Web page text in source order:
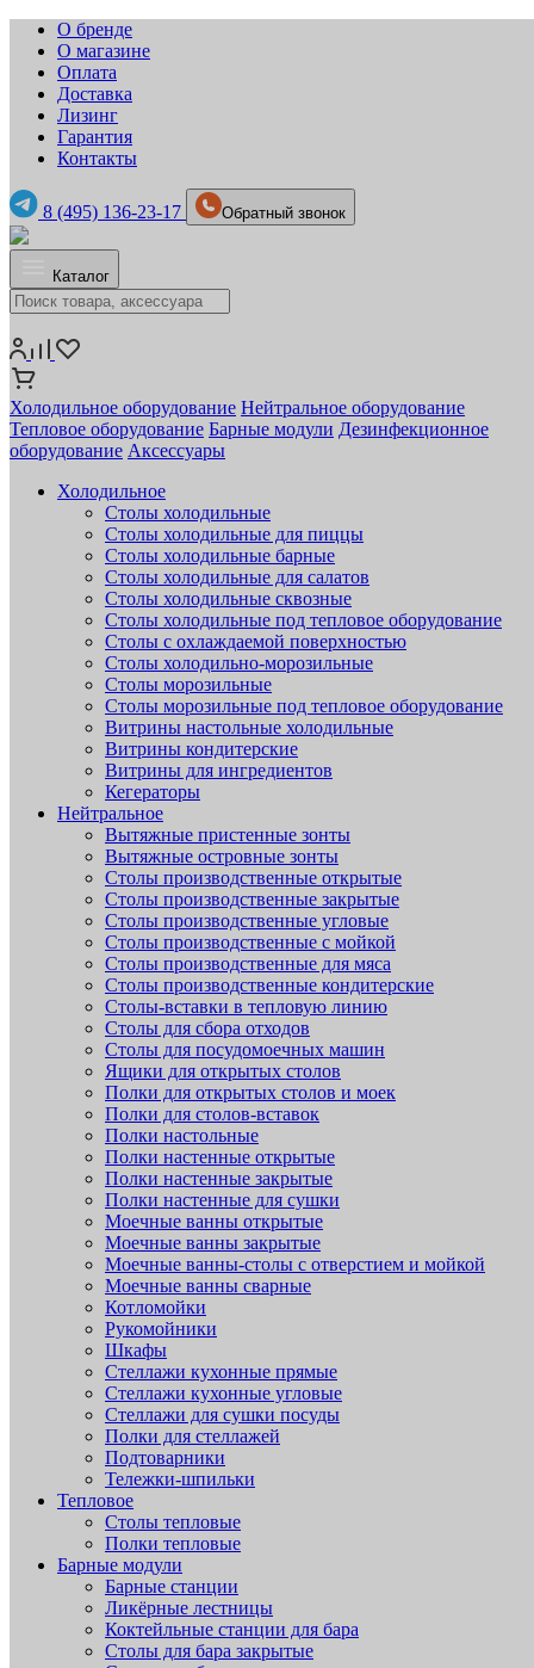
О бренде
О магазине
Оплата
Доставка
Лизинг
Гарантия
Контакты
8 (495) 136-23-17 Обратный звонок
Каталог
Холодильное оборудование Нейтральное оборудование
Тепловое оборудование Барные модули Дезинфекционное
оборудование Аксессуары
Холодильное
Столы холодильные
Столы холодильные для пиццы
Столы холодильные барные
Столы холодильные для салатов
Столы холодильные сквозные
Столы холодильные под тепловое оборудование
Столы с охлаждаемой поверхностью
Столы холодильно-морозильные
Столы морозильные
Столы морозильные под тепловое оборудование
Витрины настольные холодильные
Витрины кондитерские
Витрины для ингредиентов
Кегераторы
Нейтральное
Вытяжные пристенные зонты
Вытяжные островные зонты
Столы производственные открытые
Столы производственные закрытые
Столы производственные угловые
Столы производственные с мойкой
Столы производственные для мяса
Столы производственные кондитерские
Столы-вставки в тепловую линию
Столы для сбора отходов
Столы для посудомоечных машин
Ящики для открытых столов
Полки для открытых столов и моек
Полки для столов-вставок
Полки настольные
Полки настенные открытые
Полки настенные закрытые
Полки настенные для сушки
Моечные ванны открытые
Моечные ванны закрытые
Моечные ванны-столы с отверстием и мойкой
Моечные ванны сварные
Котломойки
Рукомойники
Шкафы
Стеллажи кухонные прямые
Стеллажи кухонные угловые
Стеллажи для сушки посуды
Полки для стеллажей
Подтоварники
Тележки-шпильки
Тепловое
Столы тепловые
Полки тепловые
Барные модули
Барные станции
Ликёрные лестницы
Коктейльные станции для бара
Столы для бара закрытые